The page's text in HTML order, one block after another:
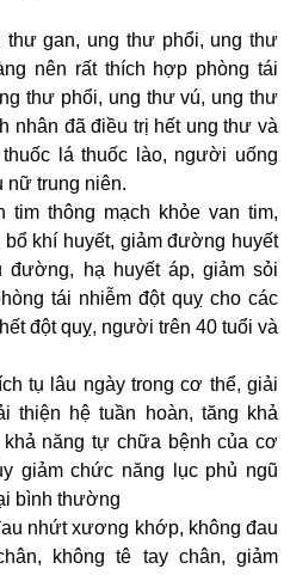
thư gan, ung thư phổi, ung thư
nên rất thích hợp phòng tái
thư phổi, ung thư vú, ung thư
nhân đã điều trị hết ung thư và
lá thuốc lào, người uống
nữ trung niên.
tim thông mạch khỏe van tim,
bổ khí huyết, giảm đường huyết
đường, hạ huyết áp, giảm sỏi
tái nhiễm đột quỵ cho các
đột quỵ, người trên 40 tuổi và
tụ lâu ngày trong cơ thể, giải
thiện hệ tuần hoàn, tăng khả
khả năng tự chữa bệnh của cơ
giảm chức năng lục phủ ngũ
bình thường
nhứt xương khớp, không đau
không tê tay chân, giảm